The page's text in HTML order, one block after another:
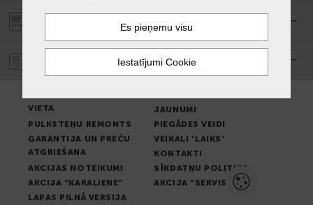
PASŪTĪJUMA APMAKSA
GARANTIJA
VIETA
JAUNUMI
PULKSTEŅU REMONTS
PIEGĀDES VEIDI
GARANTIJA UN PREČU
ATGRIEŠANA
VEIKALI "LAIKS"
KONTAKTI
AKCIJAS NOTEIKUMI
SĪKDATŅU POLITIKA
AKCIJA “KARALIENE”
AKCIJA “SERVISS”
LAPAS PILNĀ VERSIJA